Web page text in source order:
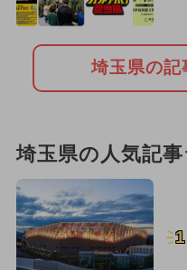
埼玉県の記
埼玉県の人気記
1